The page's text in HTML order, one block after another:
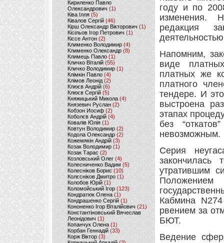
Кириленко Павло
Олександрович (1)
Ківа Ілля (5)
Ківалов Сергій(46)
Кірш Олександр Вікторович (1)
Кісільов Ігор Петрович (1)
Кіссе Антон (2)
Клименко Володимир(4)
Клименко Олександр (8)
Климець Павло (1)
Кличко Віталій(55)
Кличко Володимир (1)
Клімкін Павло (4)
Клімов Леонід(2)
Клюєв Андрій(6)
Клюєв Сергій (5)
Княжицький Микола(4)
Князевич Руслан (2)
Кобзон Иосиф(2)
Коболєв Андрій (4)
Ковалів Юлія(1)
Ковтун Володимир (2)
Кодола Олександр (2)
Кожемякін Андрій (3)
Козак Володимир (1)
Козак Тарас (2)
Козловський Олег(4)
Колесниченко Вадим (5)
Колесніков Борис (10)
Колєсніков Дмитро (1)
Колобов Юрій (1)
Коломойський Ігор (123)
Кондратюк Олена(1)
Кондрашенко Сергій (1)
Кононенко Ігор Віталійович (21)
Константіновський Вячеслав
Леонідович (1)
Копанчук Олена (1)
Корбан Геннадій (33)
Корж Віктор (3)
году и по
изменения.
редакция
Напомним,
виде
платных же
платного
тендере. И
выстроена
этапах
без
невозможным.
Серия
утратившим
Кабмина
рвением за
БЮТ.
Ведение